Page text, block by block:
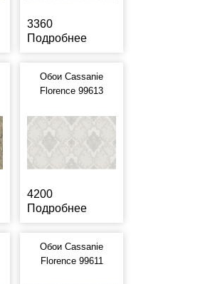
3360
Подробнее
Обои Cassanie
Florence 99613
4200
Подробнее
Обои Cassanie
Florence 99611